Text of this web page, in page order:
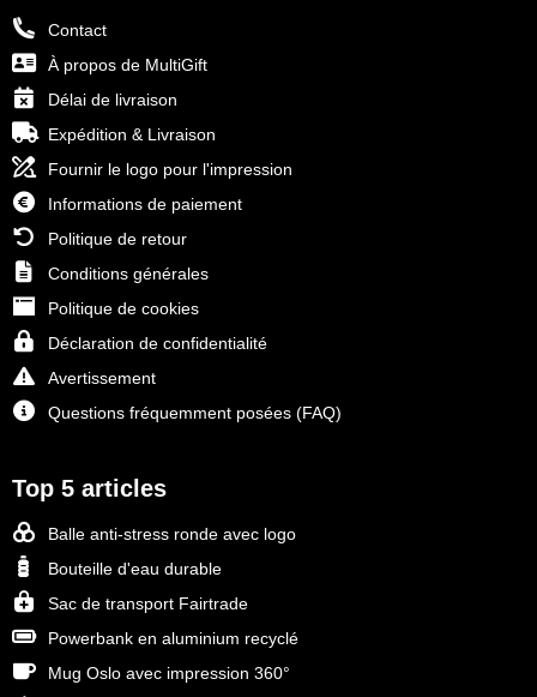
Contact
À propos de MultiGift
Délai de livraison
Expédition & Livraison
Fournir le logo pour l'impression
Informations de paiement
Politique de retour
Conditions générales
Politique de cookies
Déclaration de confidentialité
Avertissement
Questions fréquemment posées (FAQ)
Top 5 articles
Balle anti-stress ronde avec logo
Bouteille d'eau durable
Sac de transport Fairtrade
Powerbank en aluminium recyclé
Mug Oslo avec impression 360°